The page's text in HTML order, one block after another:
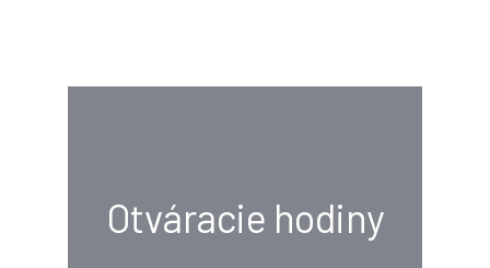
Otváracie hodiny